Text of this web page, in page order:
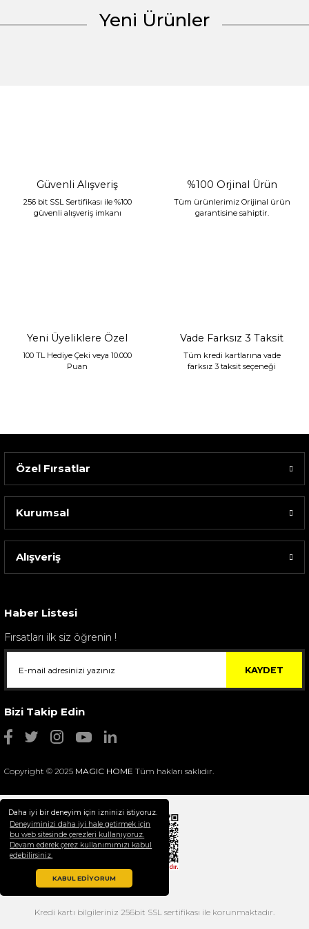
Daha iyi bir deneyim için izninizi istiyoruz.
Deneyiminizi daha iyi hale getirmek için
bu web sitesinde çerezleri kullanıyoruz.
Devam ederek çerez kullanımımızı kabul
edebilirsiniz.
KABUL EDİYORUM
Yeni Ürünler
Sarev Elfıda Flanel Nevresim Takımı Çift Kişili...
Selim Dekor Chain 15x20 Çerçeve Vizon
1.595,00 TL
Güvenli Alışveriş
256 bit SSL Sertifikası ile %100
güvenli alışveriş imkanı
%100 Orjinal Ürün
Tüm ürünlerimiz Orijinal ürün
garantisine sahiptir.
Yeni Üyeliklere Özel
100 TL Hediye Çeki veya 10.000
Puan
Vade Farksız 3 Taksit
Tüm kredi kartlarına vade
farksız 3 taksit seçeneği
Özel Fırsatlar
Kurumsal
Alışveriş
Haber Listesi
Fırsatları ilk siz öğrenin !
KAYDET
Bizi Takip Edin
Copyright © 2025 MAGIC HOME Tüm hakları saklıdır.
Kredi kartı bilgileriniz 256bit SSL sertifikası ile korunmaktadır.